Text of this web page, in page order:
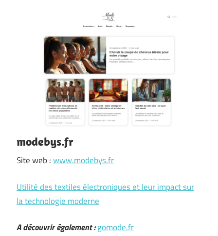
modebys.fr
Site web :www.modebys.fr
Utilité des textiles électroniques et leur impact sur
la technologie moderne
A découvrir également :gomode.fr